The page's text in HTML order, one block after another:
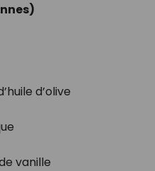
d’olive
vanille